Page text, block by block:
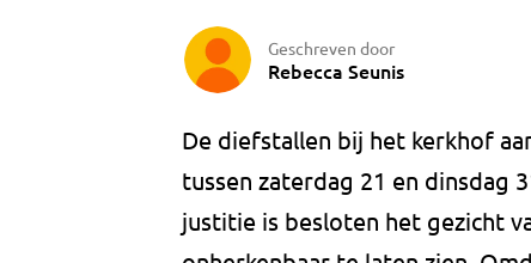
Geschreven door
Rebecca Seunis
De diefstallen bij het kerkhof
tussen zaterdag 21 en dinsdag
justitie is besloten het gezicht